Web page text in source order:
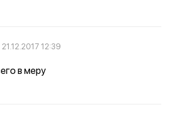
21.12.2017 12:39
в меру